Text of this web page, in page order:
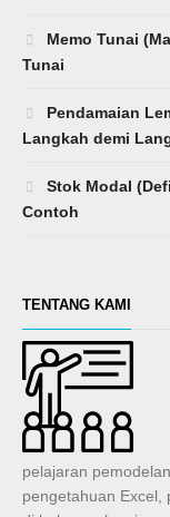
Memo Tunai
Tunai
Pendamaian
Langkah demi
Stok Modal
Contoh
TENTANG KAMI
pelajaran
pengetahuan Excel,